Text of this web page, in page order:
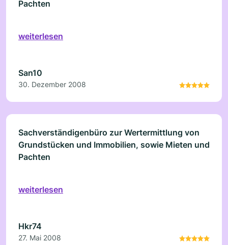
Pachten
weiterlesen
San10
30. Dezember 2008
Sachverständigenbüro zur Wertermittlung von
Grundstücken und Immobilien, sowie Mieten und
Pachten
weiterlesen
Hkr74
27. Mai 2008